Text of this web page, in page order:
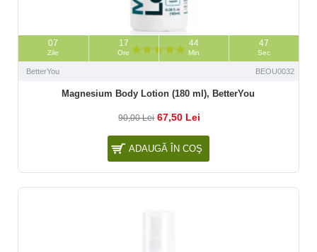
07
Zile
17
Ore
44
Min
46
Sec
BetterYou BEOU0032
Magnesium Body Lotion (180 ml), BetterYou
90,00 Lei 67,50 Lei
ADAUGĂ ÎN COŞ